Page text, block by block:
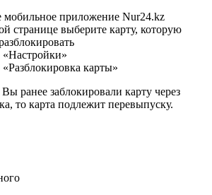
мобильное приложение Nur24.kz
странице выберите карту, которую
карты»
ранее заблокировали карту через
то карта подлежит перевыпуску.